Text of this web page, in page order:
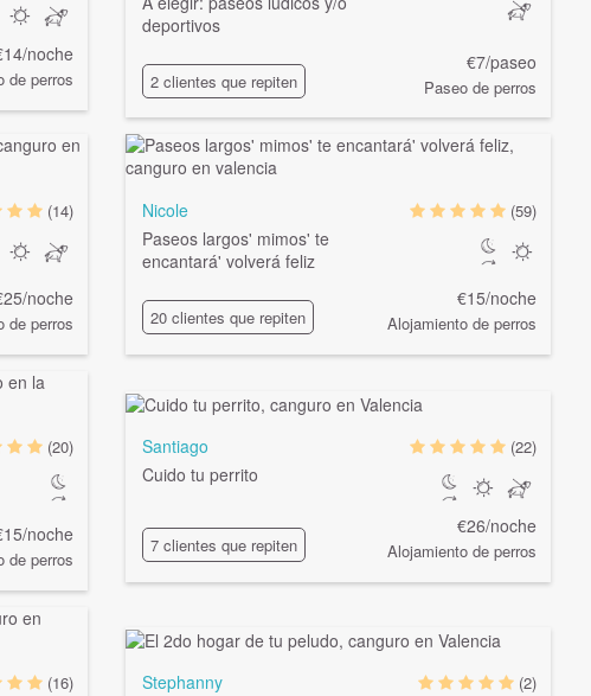
noche
de perros
deportivos
2 clientes que repiten
€7/paseo
Paseo de perros
(14)
noche
de perros
Nicole
Paseos largos' mimos' te
encantará' volverá feliz
20 clientes que repiten
(59)
€15/noche
Alojamiento de perros
(20)
noche
de perros
Santiago
Cuido tu perrito
7 clientes que repiten
(22)
€26/noche
Alojamiento de perros
(16)
Stephanny
(2)